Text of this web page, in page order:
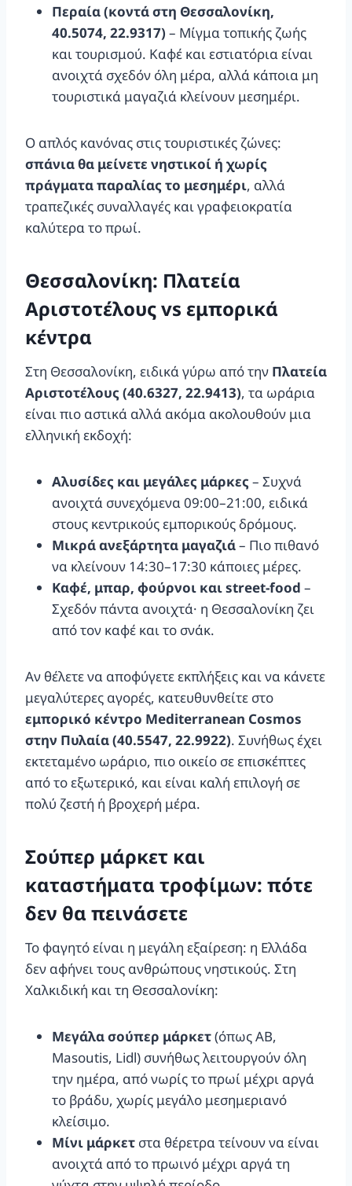
Περαία (κοντά στη Θεσσαλονίκη,
40.5074, 22.9317) – Μίγμα τοπικής ζωής
και τουρισμού. Καφέ και εστιατόρια είναι
ανοιχτά σχεδόν όλη μέρα, αλλά κάποια μη
τουριστικά μαγαζιά κλείνουν μεσημέρι.
Ο απλός κανόνας στις τουριστικές ζώνες:
σπάνια θα μείνετε νηστικοί ή χωρίς
πράγματα παραλίας το μεσημέρι, αλλά
τραπεζικές συναλλαγές και γραφειοκρατία
καλύτερα το πρωί.
Θεσσαλονίκη: Πλατεία
Αριστοτέλους vs εμπορικά
κέντρα
Στη Θεσσαλονίκη, ειδικά γύρω από την Πλατεία
Αριστοτέλους (40.6327, 22.9413), τα ωράρια
είναι πιο αστικά αλλά ακόμα ακολουθούν μια
ελληνική εκδοχή:
Αλυσίδες και μεγάλες μάρκες – Συχνά
ανοιχτά συνεχόμενα 09:00–21:00, ειδικά
στους κεντρικούς εμπορικούς δρόμους.
Μικρά ανεξάρτητα μαγαζιά– Πιο πιθανό
να κλείνουν 14:30–17:30 κάποιες μέρες.
Καφέ, μπαρ, φούρνοι και street-food –
Σχεδόν πάντα ανοιχτά· η Θεσσαλονίκη ζει
από τον καφέ και το σνάκ.
Αν θέλετε να αποφύγετε εκπλήξεις και να κάνετε
μεγαλύτερες αγορές, κατευθυνθείτε στο
εμπορικό κέντρο Mediterranean Cosmos
στην Πυλαία (40.5547, 22.9922). Συνήθως έχει
εκτεταμένο ωράριο, πιο οικείο σε επισκέπτες
από το εξωτερικό, και είναι καλή επιλογή σε
πολύ ζεστή ή βροχερή μέρα.
Σούπερ μάρκετ και
καταστήματα τροφίμων: πότε
δεν θα πεινάσετε
Το φαγητό είναι η μεγάλη εξαίρεση: η Ελλάδα
δεν αφήνει τους ανθρώπους νηστικούς. Στη
Χαλκιδική και τη Θεσσαλονίκη:
Μεγάλα σούπερ μάρκετ(όπως AB,
Masoutis, Lidl) συνήθως λειτουργούν όλη
την ημέρα, από νωρίς το πρωί μέχρι αργά
το βράδυ, χωρίς μεγάλο μεσημεριανό
κλείσιμο.
Μίνι μάρκετ στα θέρετρα τείνουν να είναι
ανοιχτά από το πρωινό μέχρι αργά τη